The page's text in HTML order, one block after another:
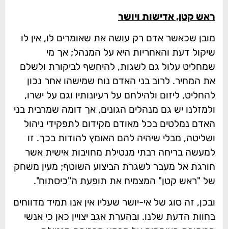
ראש קטן, אדישות ויושר
מובן שכאשר אדם רק עושה את שאומרים לו, אין לו
שיקול דעת והאחריות היא על המנהל; אך מי
שמחליט עלול גם לשגות, להיחשף לביקורת ולשלם
את המחיר. לרוב בני האדם נוח שמישהו אחר נכון
להחליט, ליזום ולהילחם על רעיונותיו וגם על ישרו,
ולמזלנו יש גם מנהלים הגונים, אך דומה שמרבית בני
האדם נמלטים בכל מאודם מקידום לתפקידי ניהול
ושליטה, מבלי שיהיה להם האומץ להודות בכך. זו
למעשה בריחה רבתי מנטילת מחויבות אישית אשר
חורגת אל מעבר לשגרת הביצוע השוטף; מעין משחק
של "ראש קטן" המצמיח את תופעת ה"כיסתוח".
ובכן, זה סוג של אי-יושר שעליו אין אנו תמיד מדווחים
בחוות הדעת שלנו. ובהערת אגב יצויין כאן כי אנשי